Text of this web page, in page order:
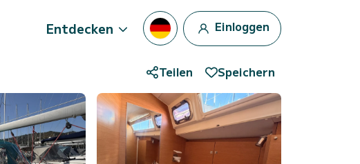
Entdecken Einloggen
Teilen Speichern